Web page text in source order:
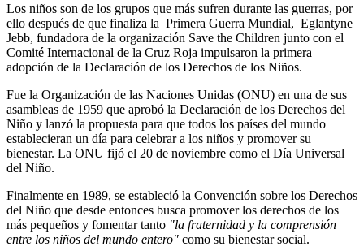
Los niños son de los grupos que más sufren durante las guerras, por
ello después de que finaliza la Primera Guerra Mundial, Eglantyne
Jebb, fundadora de la organización Save the Children junto con el
Comité Internacional de la Cruz Roja impulsaron la primera
adopción de la Declaración de los Derechos de los Niños.
Fue la Organización de las Naciones Unidas (ONU) en una de sus
asambleas de 1959 que aprobó la Declaración de los Derechos del
Niño y lanzó la propuesta para que todos los países del mundo
establecieran un día para celebrar a los niños y promover su
bienestar. La ONU fijó el 20 de noviembre como el Día Universal
del Niño.
Finalmente en 1989, se estableció la Convención sobre los Derechos
del Niño que desde entonces busca promover los derechos de los
más pequeños y fomentar tanto "la fraternidad y la comprensión
entre los niños del mundo entero" como su bienestar social.